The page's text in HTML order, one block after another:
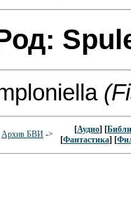
Архив БВИ -> [Аудио] [
[Фантастика] [